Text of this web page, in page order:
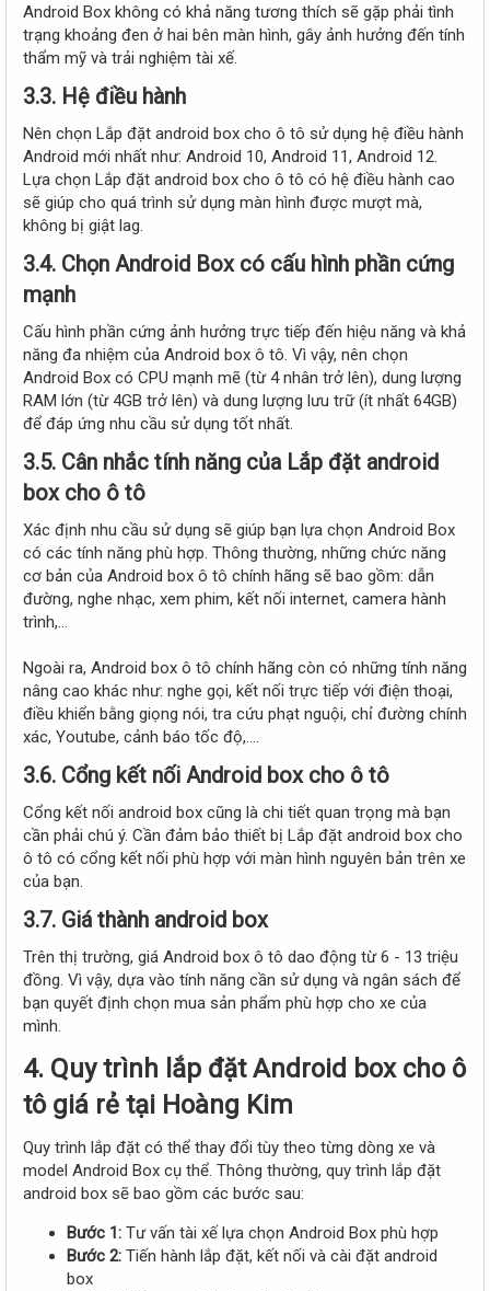
Android Box không có khả năng tương thích sẽ gặp phải tình
trạng khoảng đen ở hai bên màn hình, gây ảnh hưởng đến tính
thẩm mỹ và trải nghiệm tài xế.
3.3. Hệ điều hành
Nên chọn Lắp đặt android box cho ô tô sử dụng hệ điều hành
Android mới nhất như: Android 10, Android 11, Android 12.
Lựa chọn Lắp đặt android box cho ô tô có hệ điều hành cao
sẽ giúp cho quá trình sử dụng màn hình được mượt mà,
không bị giật lag.
3.4. Chọn Android Box có cấu hình phần cứng
mạnh
Cấu hình phần cứng ảnh hưởng trực tiếp đến hiệu năng và khả
năng đa nhiệm của Android box ô tô. Vì vậy, nên chọn
Android Box có CPU mạnh mẽ (từ 4 nhân trở lên), dung lượng
RAM lớn (từ 4GB trở lên) và dung lượng lưu trữ (ít nhất 64GB)
để đáp ứng nhu cầu sử dụng tốt nhất.
3.5. Cân nhắc tính năng của Lắp đặt android
box cho ô tô
Xác định nhu cầu sử dụng sẽ giúp bạn lựa chọn Android Box
có các tính năng phù hợp. Thông thường, những chức năng
cơ bản của Android box ô tô chính hãng sẽ bao gồm: dẫn
đường, nghe nhạc, xem phim, kết nối internet, camera hành
trình,...
Ngoài ra, Android box ô tô chính hãng còn có những tính năng
nâng cao khác như: nghe gọi, kết nối trực tiếp với điện thoại,
điều khiển bằng giọng nói, tra cứu phạt nguội, chỉ đường chính
xác, Youtube, cảnh báo tốc độ,….
3.6. Cổng kết nối Android box cho ô tô
Cổng kết nối android box cũng là chi tiết quan trọng mà bạn
cần phải chú ý. Cần đảm bảo thiết bị Lắp đặt android box cho
ô tô có cổng kết nối phù hợp với màn hình nguyên bản trên xe
của bạn.
3.7. Giá thành android box
Trên thị trường, giá Android box ô tô dao động từ 6 - 13 triệu
đồng. Vì vậy, dựa vào tính năng cần sử dụng và ngân sách để
bạn quyết định chọn mua sản phẩm phù hợp cho xe của
mình.
4. Quy trình lắp đặt Android box cho ô
tô giá rẻ tại Hoàng Kim
Quy trình lắp đặt có thể thay đổi tùy theo từng dòng xe và
model Android Box cụ thể. Thông thường, quy trình lắp đặt
android box sẽ bao gồm các bước sau:
Bước 1: Tư vấn tài xế lựa chọn Android Box phù hợp
Bước 2: Tiến hành lắp đặt, kết nối và cài đặt android
box